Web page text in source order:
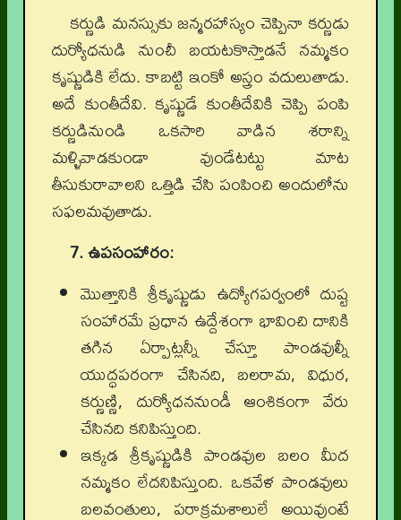
కర్ణుడి మనస్సుకు జన్మరహాస్యం చెప్పినా కర్ణుడు
దుర్యోధనుడి నుంచీ బయటకొస్తాడనే నమ్మకం
కృష్ణుడికి లేదు. కాబట్టి ఇంకో అస్త్రం వదులుతాడు.
అదే కుంతీదేవి. కృష్ణుడే కుంతీదేవికి చెప్పి పంపి
కర్ణుడినుండి ఒకసారి వాడిన శరాన్ని
మళ్ళివాడకుండా వుండేటట్టు మాట
తీసుకురావాలని ఒత్తిడి చేసి పంపించి అందులోను
సఫలమవుతాడు.
7. ఉపసంహారం:
మొత్తానికి శ్రీకృష్ణుడు ఉద్యోగపర్వంలో దుష్ట
సంహారమే ప్రధాన ఉద్దేశంగా భావించి దానికి
తగిన ఏర్పాట్లన్నీ చేస్తూ పాండవుల్నీ
యుద్ధపరంగా చేసినది, బలరామ, విధుర,
కర్ణుణ్ణి, దుర్యోధననుండీ ఆంశికంగా వేరు
చేసినది కనిపిస్తుంది.
ఇక్కడ శ్రీకృష్ణుడికి పాండవుల బలం మీద
నమ్మకం లేదనిపిస్తుంది. ఒకవేళ పాండవులు
బలవంతులు, పరాక్రమశాలులే అయివుంటే